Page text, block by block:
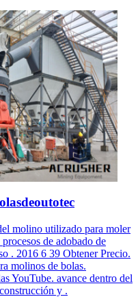
molino utilizado para moler
de adobado de
. 2016 6 39 Obtener Precio.
molinos de bolas.
YouTube. avance dentro del
y .